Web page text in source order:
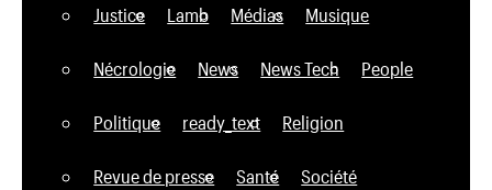
Justice Lamb Médias Musique
Nécrologie News News Tech People
Politique ready_text Religion
Revue de presse Santé Société